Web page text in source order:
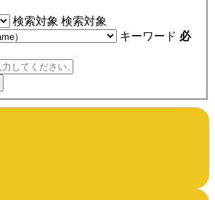
検索対象 検索対象
キーワード 必